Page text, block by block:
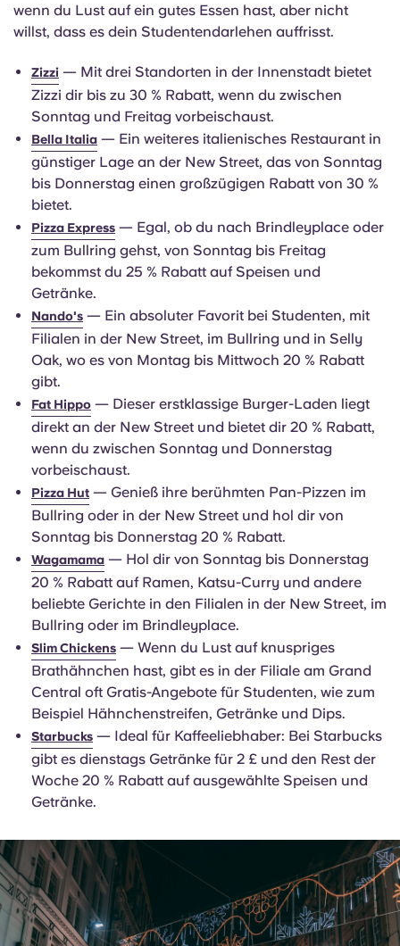
wenn du Lust auf ein gutes Essen hast, aber nicht
willst, dass es dein Studentendarlehen auffrisst.
Zizzi — Mit drei Standorten in der Innenstadt bietet
Zizzi dir bis zu 30 % Rabatt, wenn du zwischen
Sonntag und Freitag vorbeischaust.
Bella Italia — Ein weiteres italienisches Restaurant in
günstiger Lage an der New Street, das von Sonntag
bis Donnerstag einen großzügigen Rabatt von 30 %
bietet.
Pizza Express — Egal, ob du nach Brindleyplace oder
zum Bullring gehst, von Sonntag bis Freitag
bekommst du 25 % Rabatt auf Speisen und
Getränke.
Nando's — Ein absoluter Favorit bei Studenten, mit
Filialen in der New Street, im Bullring und in Selly
Oak, wo es von Montag bis Mittwoch 20 % Rabatt
gibt.
Fat Hippo — Dieser erstklassige Burger-Laden liegt
direkt an der New Street und bietet dir 20 % Rabatt,
wenn du zwischen Sonntag und Donnerstag
vorbeischaust.
Pizza Hut — Genieß ihre berühmten Pan-Pizzen im
Bullring oder in der New Street und hol dir von
Sonntag bis Donnerstag 20 % Rabatt.
Wagamama — Hol dir von Sonntag bis Donnerstag
20 % Rabatt auf Ramen, Katsu-Curry und andere
beliebte Gerichte in den Filialen in der New Street, im
Bullring oder im Brindleyplace.
Slim Chickens — Wenn du Lust auf knuspriges
Brathähnchen hast, gibt es in der Filiale am Grand
Central oft Gratis-Angebote für Studenten, wie zum
Beispiel Hähnchenstreifen, Getränke und Dips.
Starbucks — Ideal für Kaffeeliebhaber: Bei Starbucks
gibt es dienstags Getränke für 2 £ und den Rest der
Woche 20 % Rabatt auf ausgewählte Speisen und
Getränke.